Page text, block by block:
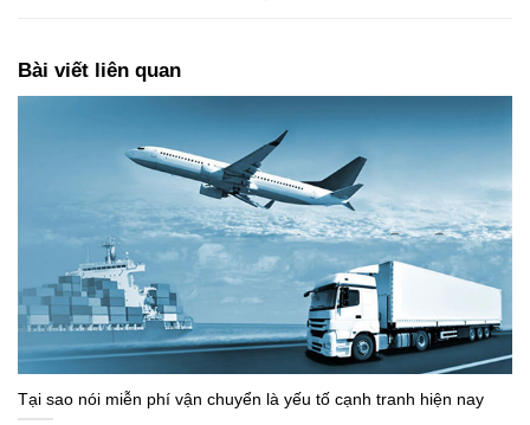
Bài viết liên quan
Tại sao nói miễn phí vận chuyển là yếu tố cạnh tranh hiện nay